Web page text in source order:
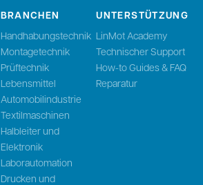
BRANCHEN
Handhabungstechnik
Montagetechnik
Prüftechnik
Lebensmittel
Automobilindustrie
Textilmaschinen
Halbleiter und
Elektronik
Laborautomation
Drucken und
UNTERSTÜTZUNG
LinMot Academy
Technischer Support
How-to Guides & FAQ
Reparatur